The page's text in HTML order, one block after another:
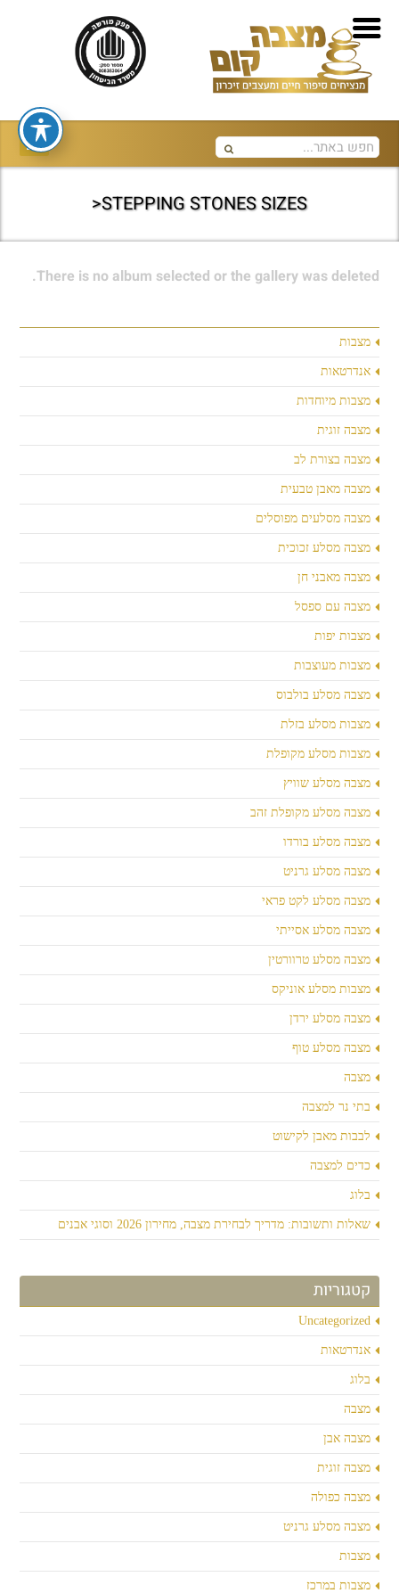
STEPPING STONES SIZES<
מצבות
אנדרטאות
מצבות מיוחדות
מצבה זוגית
מצבה בצורת לב
מצבה מאבן טבעית
מצבה מסלעים מפוסלים
מצבה מסלע זכוכית
מצבה מאבני חן
מצבה עם ספסל
מצבות יפות
מצבות מעוצבות
מצבה מסלע בולבוס
מצבות מסלע בזלת
מצבות מסלע מקופלת
מצבה מסלע שוויץ
מצבה מסלע מקופלת זהב
מצבה מסלע בורדו
מצבה מסלע גרניט
מצבה מסלע לקט פראי
מצבה מסלע אסייתי
מצבה מסלע טרוורטין
מצבות מסלע אוניקס
מצבה מסלע ירדן
מצבה מסלע טוף
מצבה
בתי נר למצבה
לבבות מאבן לקישוט
כדים למצבה
בלוג
שאלות ותשובות: מדריך לבחירת מצבה, מחירון 2026 וסוגי אבנים
קטגוריות
Uncategorized
אנדרטאות
בלוג
מצבה
מצבה אבן
מצבה זוגית
מצבה כפולה
מצבה מסלע גרניט
מצבות
מצבות במרכז
There is no album selected or the gallery was deleted.